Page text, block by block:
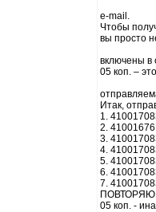
e-mail.
Чтобы
вы просто
включены в
05 коп. – это
Итак,
1.
2.
3.
4.
5.
6.
7.
ПОВТОРЯЮ,
05 коп. -